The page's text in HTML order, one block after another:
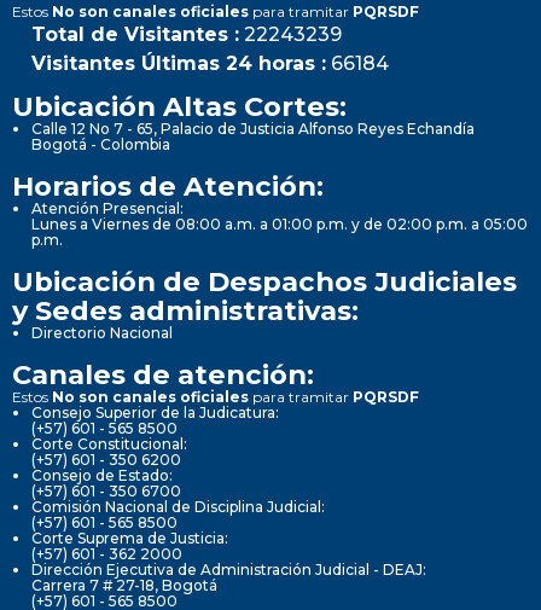
Estos No son canales oficiales para tramitar PQRSDF
Total de Visitantes : 22243239
Visitantes Últimas 24 horas : 66184
Ubicación Altas Cortes:
Calle 12 No 7 - 65, Palacio de Justicia Alfonso Reyes Echandía
Bogotá - Colombia
Horarios de Atención:
Atención Presencial:
Lunes a Viernes de 08:00 a.m. a 01:00 p.m. y de 02:00 p.m. a 05:00
p.m.
Ubicación de Despachos Judiciales
y Sedes administrativas:
Directorio Nacional
Canales de atención:
Estos No son canales oficiales para tramitar PQRSDF
Consejo Superior de la Judicatura:
(+57) 601 - 565 8500
Corte Constitucional:
(+57) 601 - 350 6200
Consejo de Estado:
(+57) 601 - 350 6700
Comisión Nacional de Disciplina Judicial:
(+57) 601 - 565 8500
Corte Suprema de Justicia:
(+57) 601 - 362 2000
Dirección Ejecutiva de Administración Judicial - DEAJ:
Carrera 7 # 27-18, Bogotá
(+57) 601 - 565 8500